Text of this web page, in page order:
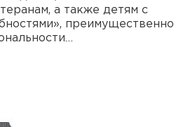
а также детям с
преимущественно